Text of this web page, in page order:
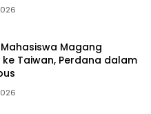
Mahasiswa Magang
Taiwan, Perdana dalam